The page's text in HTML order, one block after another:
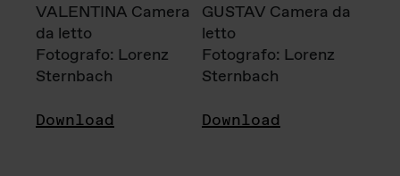
VALENTINA Camera
da letto
Fotografo: Lorenz
Sternbach
Download
GUSTAV Camera da
letto
Fotografo: Lorenz
Sternbach
Download